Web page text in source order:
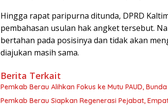
Hingga rapat paripurna ditunda, DPRD
pembahasan usulan hak angket tersebut.
bertahan pada posisinya dan tidak akan
diajukan masih sama.
Berita Terkait
Pemkab Berau Alihkan Fokus ke Mutu PAUD,
Pemkab Berau Siapkan Regenerasi Pejabat,